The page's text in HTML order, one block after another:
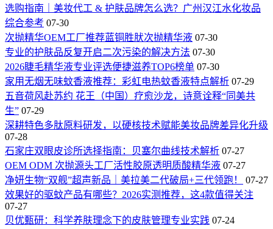
选购指南｜美妆代工 & 护肤品牌怎么选？广州汉江水化妆品
综合参考 07-30
次抛精华OEM工厂推荐蓝铜胜肰次抛精华液 07-30
专业的护肤品反复开启二次污染的解决方法 07-30
2026睫毛精华液专业评选便捷滋养TOP6榜单 07-30
家用无烟无味蚊香液推荐：彩虹电热蚊香液特点解析 07-29
五音荷风赴苏约 花王（中国）疗愈沙龙，诗意诠释“同美共
生” 07-29
深耕特色多肽原料研发，以硬核技术赋能美妆品牌差异化升级
07-28
石家庄双眼皮诊所选择指南：贝塞尔曲线技术解析 07-27
OEM ODM 次抛源头工厂活性胶原透明质酸精华液 07-27
净妍生物“双舰”超声新品｜美拉美二代破局+三代领跑！
07-27
效果好的驱蚊产品有哪些？2026实测推荐，这4款值得关注
07-27
贝优甄研：科学养肤理念下的皮肤管理专业实践 07-24